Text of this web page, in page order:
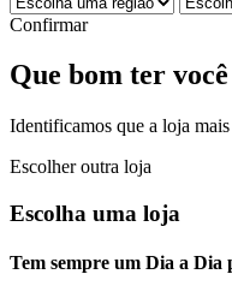
Confirmar
Que bom ter
Identificamos que a loja
Escolher outra loja
Escolha uma loja
Tem sempre um Dia a Dia